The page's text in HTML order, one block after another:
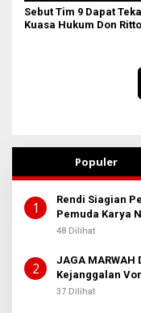
Sebut Tim 9 Dapat
Kuasa Hukum Don Ritto
Populer
1
Rendi Siagian
Pemuda Karya
Sembiring
48 Dilihat
2
JAGA
Kejanggalan
37 Dilihat